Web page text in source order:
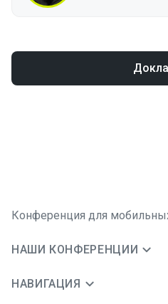
Конференция для
НАШИ КОНФЕРЕНЦИИ
НАВИГАЦИЯ